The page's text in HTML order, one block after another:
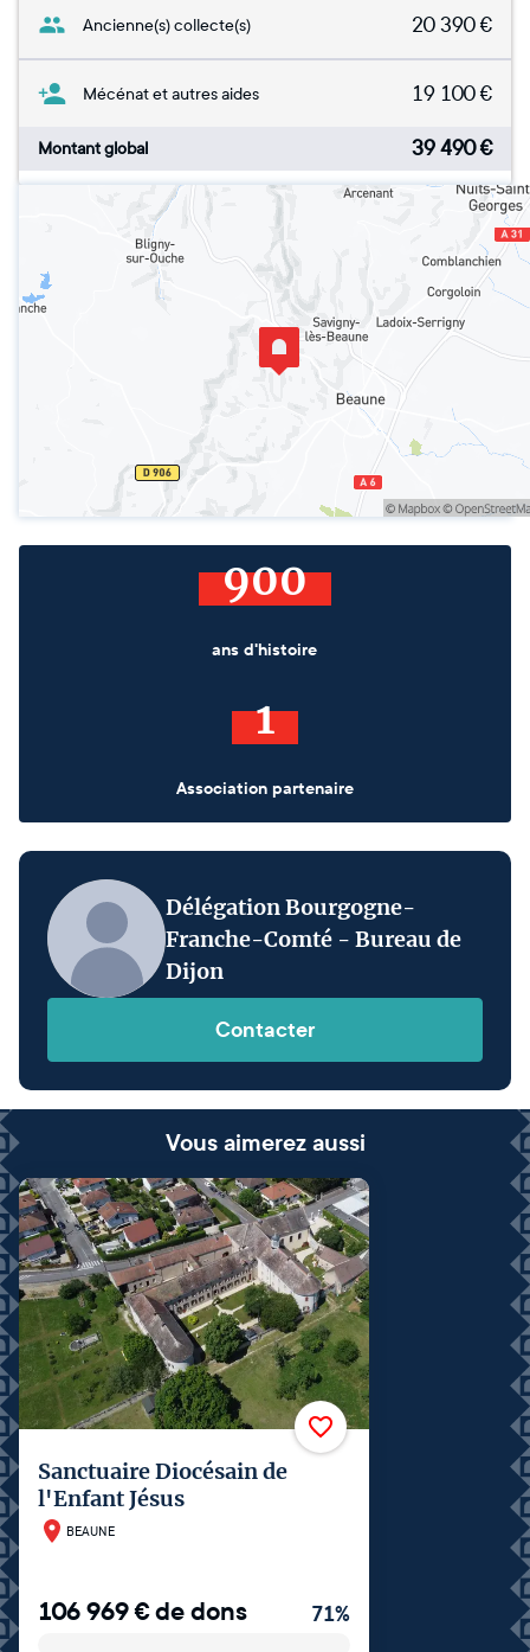
Ancienne(s) collecte(s) 20 390€
Mécénat et autres aides 19 100€
Montant global 39 490€
900
ans d'histoire
1
Association partenaire
Délégation Bourgogne-
Franche-Comté - Bureau de
Dijon
Contacter
Vous aimerez aussi
Sanctuaire Diocésain de
l'Enfant Jésus
BEAUNE
106 969€de dons 71%